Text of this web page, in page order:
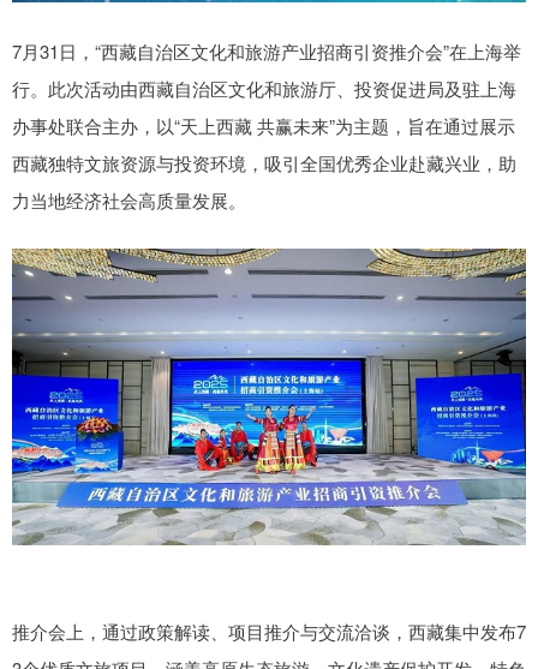
7月31日，“西藏自治区文化和旅游产业招商引资推介会”在上海举
行。此次活动由西藏自治区文化和旅游厅、投资促进局及驻上海
办事处联合主办，以“天上西藏 共赢未来”为主题，旨在通过展示
西藏独特文旅资源与投资环境，吸引全国优秀企业赴藏兴业，助
力当地经济社会高质量发展。
推介会上，通过政策解读、项目推介与交流洽谈，西藏集中发布7